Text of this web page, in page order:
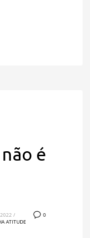
é
0
/
ATITUDE